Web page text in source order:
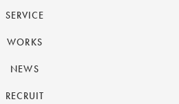
SERVICE
WORKS
NEWS
RECRUIT